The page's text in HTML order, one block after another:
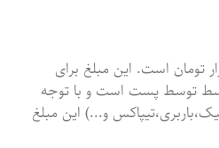
ی ارسال 99 هزار تومان است. این مبلغ برای
توسط پست است و با توجه
و...) این مبلغ